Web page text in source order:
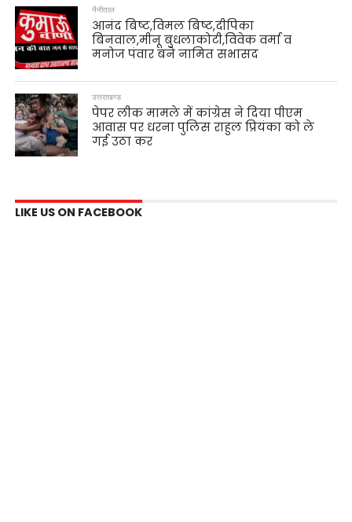
नैनीताल
आनंद बिष्ट,विमल बिष्ट,दीपिका
बिनवाल,मीनू बुधलाकोटी,विवेक वर्मा व
मनोज पंवार बने नामित सभासद
उत्तराखण्ड
पेपर लीक मामले में कांग्रेस ने दिया पीएम
आवास पर धरना पुलिस राहुल प्रियंका को ले
गई उठा कर
LIKE US ON FACEBOOK